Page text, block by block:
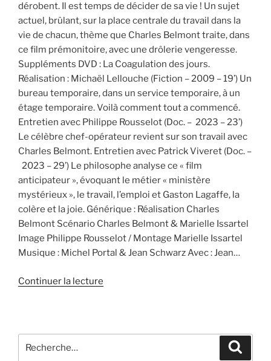
dérobent. Il est temps de décider de sa vie ! Un sujet
actuel, brûlant, sur la place centrale du travail dans la
vie de chacun, thème que Charles Belmont traite, dans
ce film prémonitoire, avec une drôlerie vengeresse.
Suppléments DVD : La Coagulation des jours.
Réalisation : Michaël Lellouche (Fiction – 2009 – 19’) Un
bureau temporaire, dans un service temporaire, à un
étage temporaire. Voilà comment tout a commencé.
Entretien avec Philippe Rousselot (Doc. – 2023 – 23’)
Le célèbre chef-opérateur revient sur son travail avec
Charles Belmont. Entretien avec Patrick Viveret (Doc. –
2023 – 29’) Le philosophe analyse ce « film
anticipateur », évoquant le métier « ministère
mystérieux », le travail, l’emploi et Gaston Lagaffe, la
colère et la joie. Générique : Réalisation Charles
Belmont Scénario Charles Belmont & Marielle Issartel
Image Philippe Rousselot / Montage Marielle Issartel
Musique : Michel Portal & Jean Schwarz Avec : Jean…
Continuer la lecture
pour